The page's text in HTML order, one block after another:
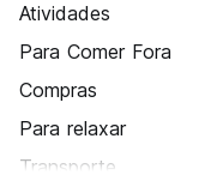
Atividades
Para Comer Fora
Compras
Para relaxar
Transporte